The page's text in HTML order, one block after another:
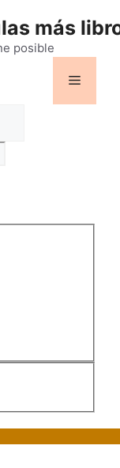
más
posible
Menú